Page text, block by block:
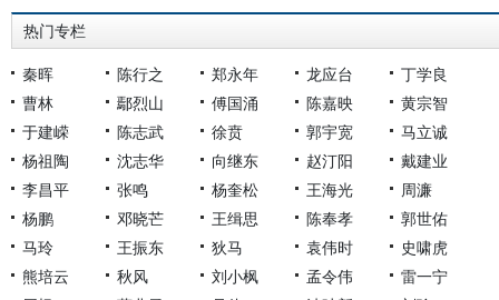
热门专栏
秦晖 陈行之 郑永年 龙应台
丁学良
曹林
鄢烈山 傅国涌 陈嘉映
黄宗智
于建嵘
陈志武 徐贲 郭宇宽
马立诚
杨祖陶
沈志华 向继东 赵汀阳
戴建业
李昌平
张鸣 杨奎松 王海光
周濂
杨鹏
邓晓芒 王缉思 陈奉孝
郭世佑
马玲
王振东 狄马 袁伟时
史啸虎
熊培云
秋风 刘小枫 孟令伟
雷一宁